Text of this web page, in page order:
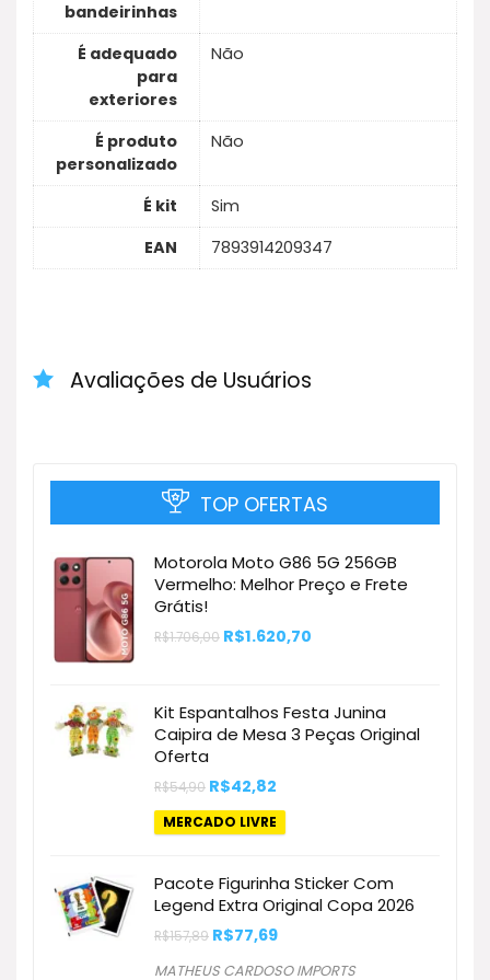
bandeirinhas
É adequado
para
exteriores
Não
É produto
personalizado
Não
É kit
Sim
EAN
7893914209347
Avaliações de Usuários
TOP OFERTAS
Motorola Moto G86 5G 256GB
Vermelho: Melhor Preço e Frete
Grátis!
R$1.706,00 O
R$1.706,00.
R$1.620,70
R$1.620,70.
Kit Espantalhos Festa Junina
Caipira de Mesa 3 Peças Original
Oferta
R$54,90 O
original
era:
R$42,82
atual
é:
MERCADO LIVRE
Pacote Figurinha Sticker Com
Legend Extra Original Copa 2026
R$157,89 O
original
R$77,69O
atual
MATHEUS CARDOSO IMPORTS